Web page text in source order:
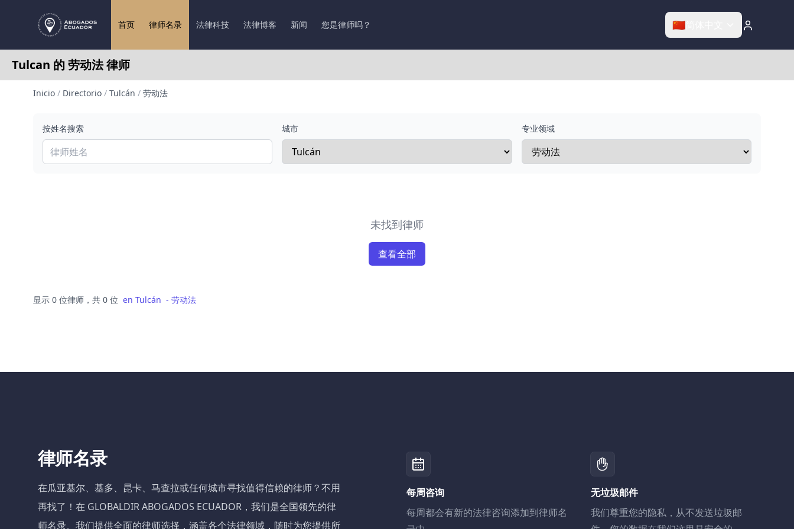
首页 律师名录 法律科技 法律博客 新闻 您是律师吗？ 🇨🇳
Tulcan 的 劳动法 律师
Inicio / Directorio / Tulcán / 劳动法
按姓名搜索 城市 专业领域
未找到律师
查看全部
显示 0 位律师，共 0 位 en Tulcán - 劳动法
律师名录
在瓜亚基尔、基多、昆卡、马查拉或任何城市寻找值得信赖的律师？不用
再找了！在 GLOBALDIR ABOGADOS ECUADOR，我们是全国领先的律
师名录。我们提供全面的律师选择，涵盖各个法律领域，随时为您提供所
每周咨询
每周都会有新的法律咨询添加到律师名
无垃圾邮件
我们尊重您的隐私，从不发送垃圾邮